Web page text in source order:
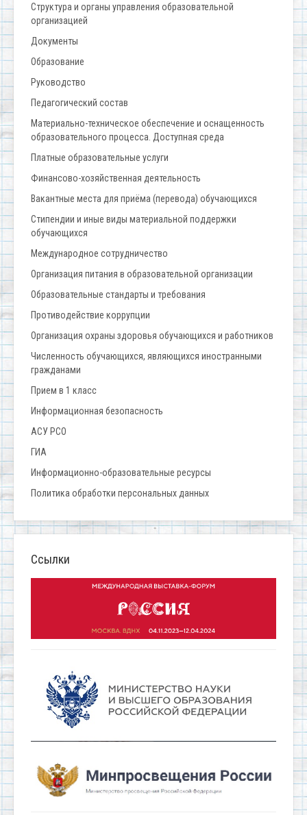
Структура и органы управления образовательной
организацией
Документы
Образование
Руководство
Педагогический состав
Материально-техническое обеспечение и оснащенность
образовательного процесса. Доступная среда
Платные образовательные услуги
Финансово-хозяйственная деятельность
Вакантные места для приёма (перевода) обучающихся
Стипендии и иные виды материальной поддержки
обучающихся
Международное сотрудничество
Организация питания в образовательной организации
Образовательные стандарты и требования
Противодействие коррупции
Организация охраны здоровья обучающихся и работников
Численность обучающихся, являющихся иностранными
гражданами
Прием в 1 класс
Информационная безопасность
АСУ РСО
ГИА
Информационно-образовательные ресурсы
Политика обработки персональных данных
Ссылки